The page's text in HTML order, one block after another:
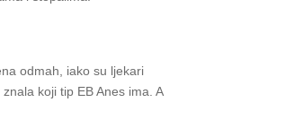
odmah, iako su ljekari
koji tip EB Anes ima. A